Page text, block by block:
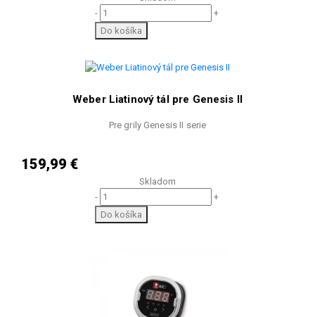
-
+
Do košíka
Weber Liatinový tál pre Genesis II
Pre grily Genesis II serie
159,99 €
Skladom
-
+
Do košíka